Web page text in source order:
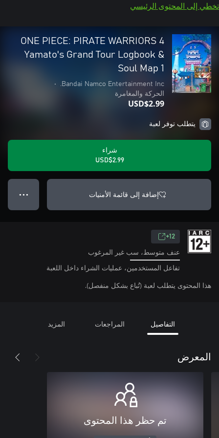
تخطي إلى المحتوى الرئيسي
ONE PIECE: PIRATE WARRIORS 4
Yamato's Grand Tour Logbook &
Soul Map 1
Bandai Namco Entertainment Inc.
•
الحركة والمغامرة
USD$2.99
يتطلب توفر لعبة
شراء
USD$2.99
إضافة إلى قائمة الأمنيات ● ● ●
12+
عنف متوسط، سب غير المرغوب
تفاعل المستخدمين، عمليات الشراء داخل اللعبة
هذا المحتوى يتطلب لعبة (تُباع بشكل منفصل).
التفاصيل المراجعات المزيد
المعرض
تم حظر هذا المحتوى